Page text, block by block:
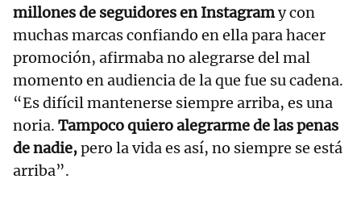
millones de seguidores en Instagramy con
muchas marcas confiando en ella para hacer
promoción, afirmaba no alegrarse del mal
momento en audiencia de la que fue su cadena.
“Es difícil mantenerse siempre arriba, es una
noria. Tampoco quiero alegrarme de las penas
de nadie,pero la vida es así, no siempre se está
arriba”.